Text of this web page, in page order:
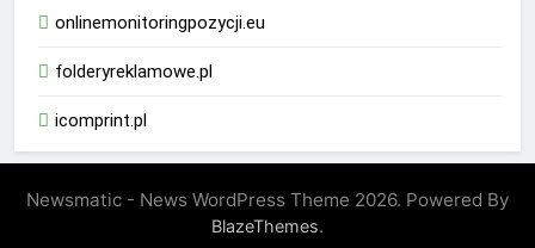
onlinemonitoringpozycji.eu
folderyreklamowe.pl
icomprint.pl
Newsmatic - News WordPress Theme 2026. Powered By
BlazeThemes.